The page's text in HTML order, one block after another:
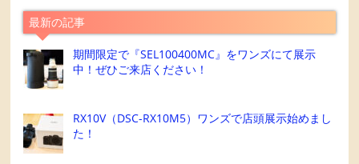
最新の記事
期間限定で『SEL100400MC』をワンズにて展示
中！ぜひご来店ください！
RX10V（DSC-RX10M5）ワンズで店頭展示始めまし
た！